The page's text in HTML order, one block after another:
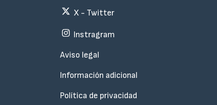
Subfooter
X - Twitter
Instragram
Aviso legal
Información adicional
Política de privacidad